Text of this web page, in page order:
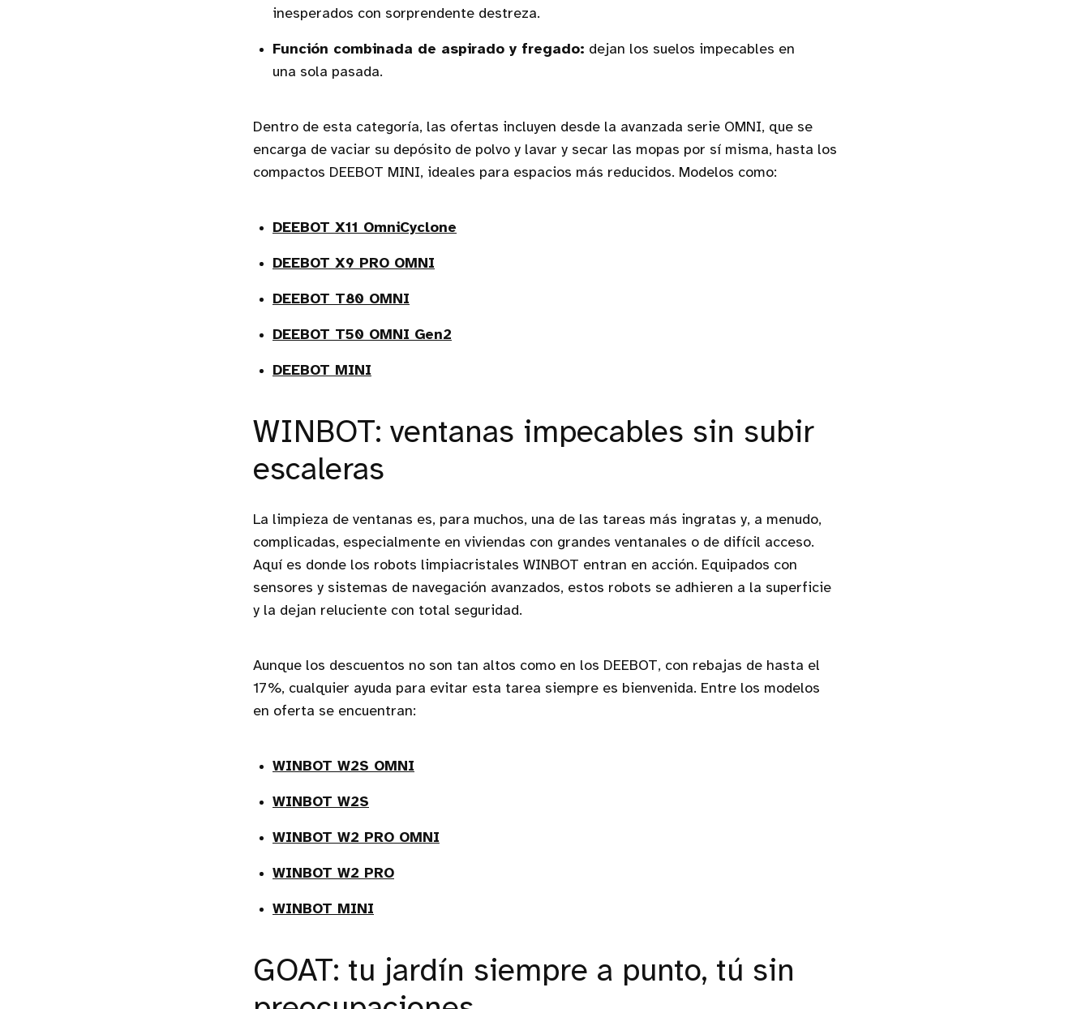
inesperados con sorprendente destreza.
Función combinada de aspirado y fregado: dejan los suelos impecables en
una sola pasada.
Dentro de esta categoría, las ofertas incluyen desde la avanzada serie OMNI, que se
encarga de vaciar su depósito de polvo y lavar y secar las mopas por sí misma, hasta los
compactos DEEBOT MINI, ideales para espacios más reducidos. Modelos como:
DEEBOT X11 OmniCyclone
DEEBOT X9 PRO OMNI
DEEBOT T80 OMNI
DEEBOT T50 OMNI Gen2
DEEBOT MINI
WINBOT: ventanas impecables sin subir
escaleras
La limpieza de ventanas es, para muchos, una de las tareas más ingratas y, a menudo,
complicadas, especialmente en viviendas con grandes ventanales o de difícil acceso.
Aquí es donde los robots limpiacristales WINBOT entran en acción. Equipados con
sensores y sistemas de navegación avanzados, estos robots se adhieren a la superficie
y la dejan reluciente con total seguridad.
Aunque los descuentos no son tan altos como en los DEEBOT, con rebajas de hasta el
17%, cualquier ayuda para evitar esta tarea siempre es bienvenida. Entre los modelos
en oferta se encuentran:
WINBOT W2S OMNI
WINBOT W2S
WINBOT W2 PRO OMNI
WINBOT W2 PRO
WINBOT MINI
GOAT: tu jardín siempre a punto, tú sin